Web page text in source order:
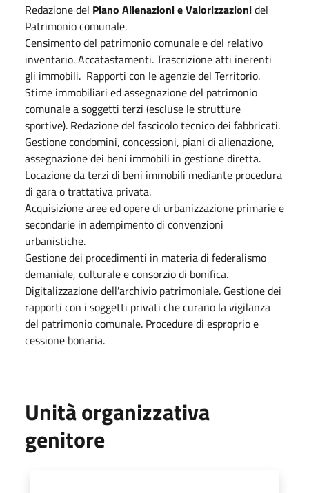
Redazione del Piano Alienazioni e Valorizzazionidel
Patrimonio comunale.
Censimento del patrimonio comunale e del relativo
inventario. Accatastamenti. Trascrizione atti inerenti
gli immobili. Rapporti con le agenzie del Territorio.
Stime immobiliari ed assegnazione del patrimonio
comunale a soggetti terzi (escluse le strutture
sportive). Redazione del fascicolo tecnico dei fabbricati.
Gestione condomini, concessioni, piani di alienazione,
assegnazione dei beni immobili in gestione diretta.
Locazione da terzi di beni immobili mediante procedura
di gara o trattativa privata.
Acquisizione aree ed opere di urbanizzazione primarie e
secondarie in adempimento di convenzioni
urbanistiche.
Gestione dei procedimenti in materia di federalismo
demaniale, culturale e consorzio di bonifica.
Digitalizzazione dell'archivio patrimoniale. Gestione dei
rapporti con i soggetti privati che curano la vigilanza
del patrimonio comunale. Procedure di esproprio e
cessione bonaria.
Unità organizzativa
genitore